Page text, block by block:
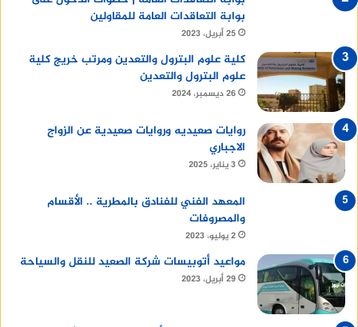
بوابة التعاقدات العامة للمقاولين
25 أبريل، 2023
كلية علوم البترول والتعدين ومرتب خريج كلية
علوم البترول والتعدين
26 ديسمبر، 2024
روايات صعيديه وروايات صعيدية عن الزواج
الاجباري
3 يناير، 2025
المعهد الفني للفنادق بالمطرية .. الأقسام
والمصروفات
2 يوليو، 2023
مواعيد أتوبيسات شركة الصعيد للنقل والسياحة
29 أبريل، 2023